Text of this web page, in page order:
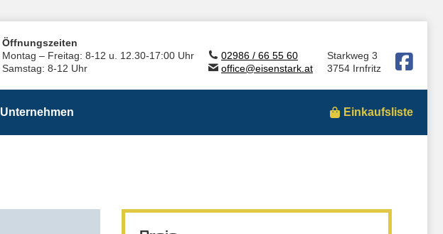
Öffnungszeiten
Montag – Freitag: 8-12 u. 12.30-17:00 Uhr
Samstag: 8-12 Uhr
02986 / 66 55 60
office@eisenstark.at
Starkweg 3
3754 Irnfritz
Unternehmen Einkaufsliste